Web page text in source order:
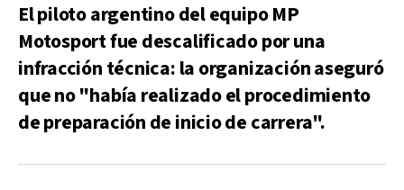
El piloto argentino del equipo MP
Motosport fue descalificado por una
infracción técnica: la organización aseguró
que no "había realizado el procedimiento
de preparación de inicio de carrera".